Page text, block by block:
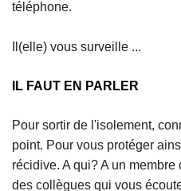
téléphone.
Il(elle) vous surveille ...
IL FAUT EN PARLER
Pour sortir de l'isolement,
point. Pour vous protéger
récidive. A qui? A un
des collègues qui vous